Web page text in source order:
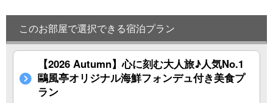
このお部屋で選択できる宿泊プラン
【2026 Autumn】心に刻む大人旅♪人気No.1
鷗風亭オリジナル海鮮フォンデュ付き美食プ
ラン